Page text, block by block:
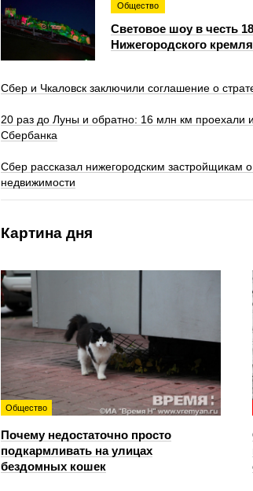
Общество
Световое шоу в честь
Нижегородского кремля
Сбер и Чкаловск заключили соглашение о
20 раз до Луны и обратно: 16 млн км проехали
Сбербанка
Сбер рассказал нижегородским застройщикам
недвижимости
Картина дня
Общество
Почему недостаточно просто
подкармливать на улицах
бездомных кошек